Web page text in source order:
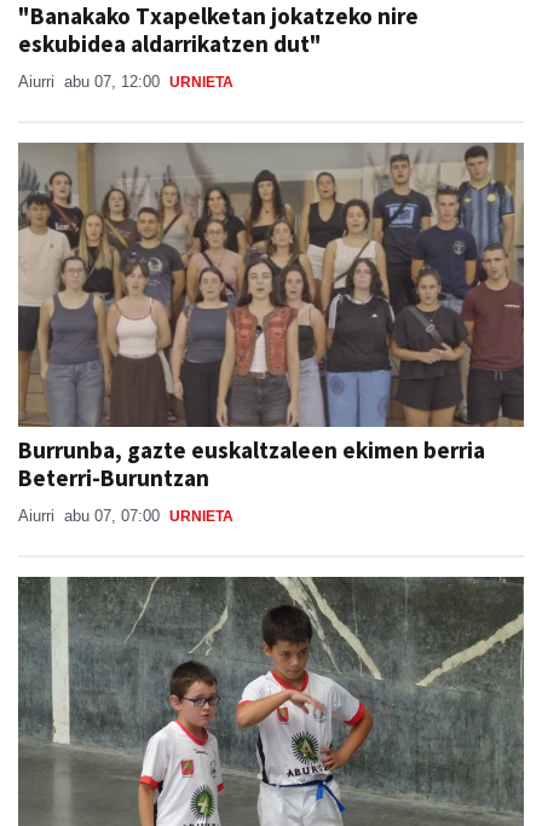
"Banakako Txapelketan jokatzeko nire
eskubidea aldarrikatzen dut"
Aiurri abu 07, 12:00 URNIETA
Burrunba, gazte euskaltzaleen ekimen berria
Beterri-Buruntzan
Aiurri abu 07, 07:00 URNIETA